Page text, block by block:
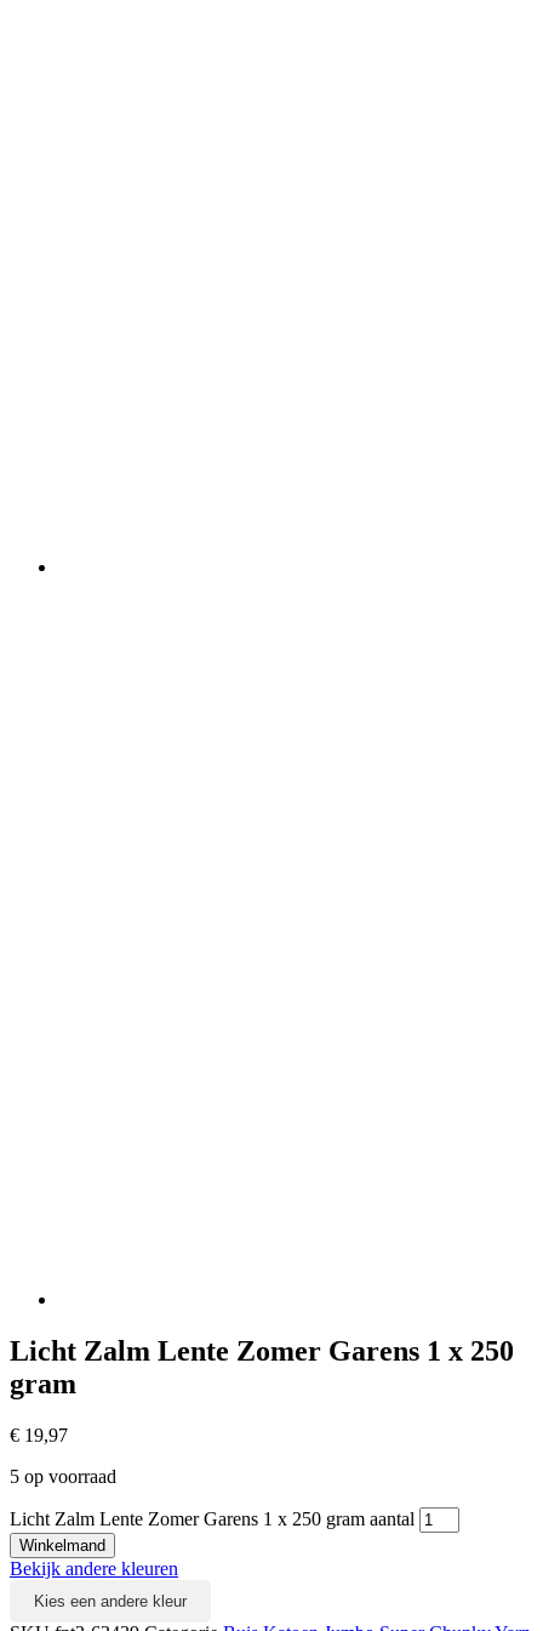
Licht Zalm Lente Zomer Garens 1 x 250
gram
€ 19,97
5 op voorraad
Licht Zalm Lente Zomer Garens 1 x 250 gram aantal
Winkelmand
Bekijk andere kleuren
Kies een andere kleur